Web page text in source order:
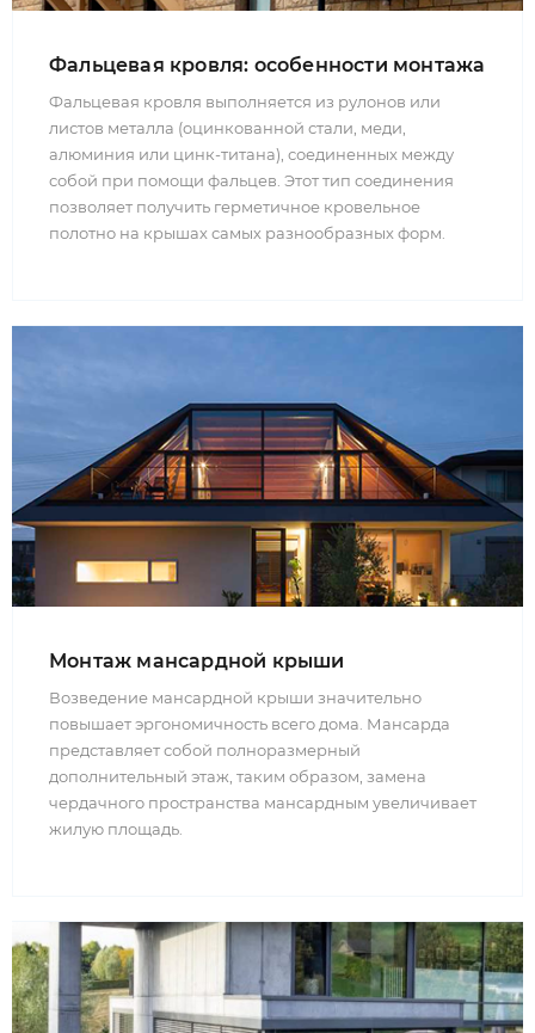
Фальцевая кровля: особенности монтажа
Фальцевая кровля выполняется из рулонов или
листов металла (оцинкованной стали, меди,
алюминия или цинк-титана), соединенных между
собой при помощи фальцев. Этот тип соединения
позволяет получить герметичное кровельное
полотно на крышах самых разнообразных форм.
Монтаж мансардной крыши
Возведение мансардной крыши значительно
повышает эргономичность всего дома. Мансарда
представляет собой полноразмерный
дополнительный этаж, таким образом, замена
чердачного пространства мансардным увеличивает
жилую площадь.